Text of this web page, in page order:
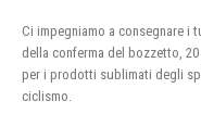
Ci impegniamo a consegnare
della conferma del bozzetto,
per i prodotti sublimati degli
ciclismo.